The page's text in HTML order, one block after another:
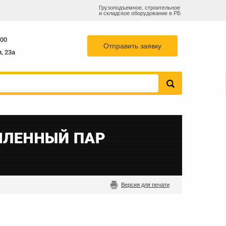
info@b-k-s.by sales@b-k-s.by
Грузоподъемное, строительное
и складское оборудование в РБ
23а
Отправить заявку
Версия для печати